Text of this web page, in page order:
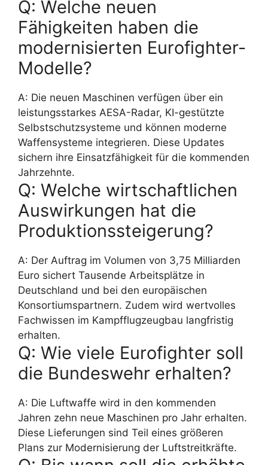
Q: Welche neuen
Fähigkeiten haben die
modernisierten Eurofighter-
Modelle?
A: Die neuen Maschinen verfügen über ein
leistungsstarkes AESA-Radar, KI-gestützte
Selbstschutzsysteme und können moderne
Waffensysteme integrieren. Diese Updates
sichern ihre Einsatzfähigkeit für die kommenden
Jahrzehnte.
Q: Welche wirtschaftlichen
Auswirkungen hat die
Produktionssteigerung?
A: Der Auftrag im Volumen von 3,75 Milliarden
Euro sichert Tausende Arbeitsplätze in
Deutschland und bei den europäischen
Konsortiumspartnern. Zudem wird wertvolles
Fachwissen im Kampfflugzeugbau langfristig
erhalten.
Q: Wie viele Eurofighter soll
die Bundeswehr erhalten?
A: Die Luftwaffe wird in den kommenden
Jahren zehn neue Maschinen pro Jahr erhalten.
Diese Lieferungen sind Teil eines größeren
Plans zur Modernisierung der Luftstreitkräfte.